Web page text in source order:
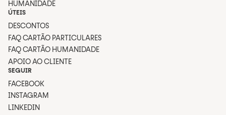
HUMANIDADE
ÚTEIS
DESCONTOS
FAQ CARTÃO PARTICULARES
FAQ CARTÃO HUMANIDADE
APOIO AO CLIENTE
SEGUIR
FACEBOOK
INSTAGRAM
LINKEDIN